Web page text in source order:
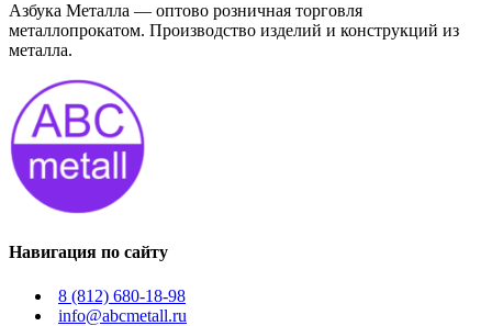
Азбука Металла — оптово розничная торговля
металлопрокатом. Производство изделий и конструкций из
металла.
Навигация по сайту
8 (812) 680-18-98
info@abcmetall.ru